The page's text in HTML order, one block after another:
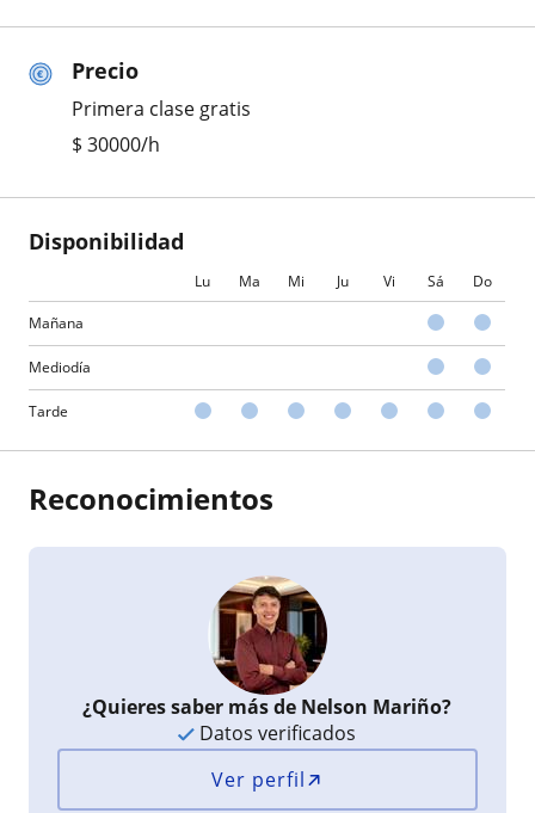
Precio
Primera clase gratis
$ 30000/h
Disponibilidad
Lu Ma Mi Ju Vi Sá Do
Mañana
Mediodía
Tarde
Reconocimientos
¿Quieres saber más de Nelson Mariño?
Datos verificados
Ver perfil